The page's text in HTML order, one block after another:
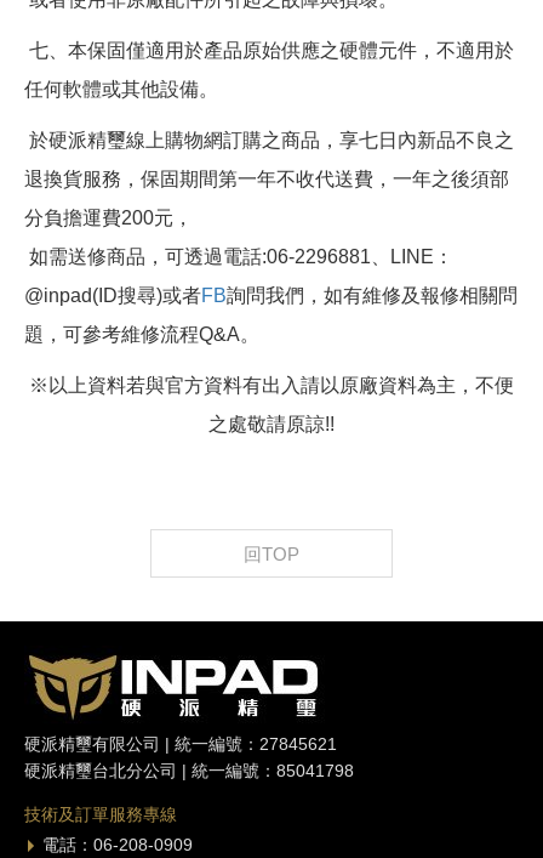
七、本保固僅適用於產品原始供應之硬體元件，不適用於
任何軟體或其他設備。
於硬派精璽線上購物網訂購之商品，享七日內新品不良之
退換貨服務，保固期間第一年不收代送費，一年之後須部
分負擔運費200元，
如需送修商品，可透過電話:06-2296881、LINE：
@inpad(ID搜尋)或者FB詢問我們，如有維修及報修相關問
題，可參考維修流程Q&A。
※以上資料若與官方資料有出入請以原廠資料為主，不便
之處敬請原諒!!
回TOP
硬派精璽有限公司 | 統一編號：27845621
硬派精璽台北分公司 | 統一編號：85041798
技術及訂單服務專線
電話：06-208-0909